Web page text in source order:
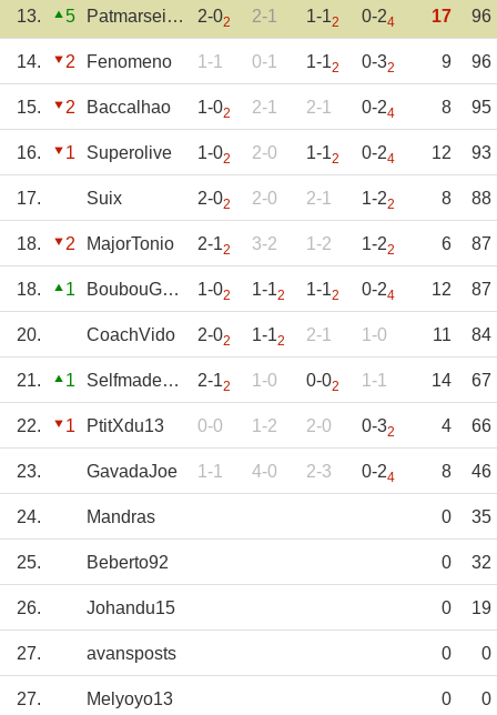
13. 5 Patmarseillaise 2-02 2-1 1-12 0-24 17 96
14. 2 Fenomeno 1-1 0-1 1-12 0-32 9 96
15. 2 Baccalhao 1-02 2-1 2-1 0-24 8 95
16. 1 Superolive 1-02 2-0 1-12 0-24 12 93
17. Suix 2-02 2-0 2-1 1-22 8 88
18. 2 MajorTonio 2-12 3-2 1-2 1-22 6 87
18. 1 BoubouGaby 1-02 1-12 1-12 0-24 12 87
20. CoachVido 2-02 1-12 2-1 1-0 11 84
21. 1 SelfmadeFootix 2-12 1-0 0-02 1-1 14 67
22. 1 PtitXdu13 0-0 1-2 2-0 0-32 4 66
23. GavadaJoe 1-1 4-0 2-3 0-24 8 46
24. Mandras 0 35
25. Beberto92 0 32
26. Johandu15 0 19
27. avansposts 0 0
27. Melyoyo13 0 0